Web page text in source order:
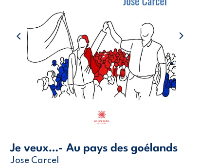
Je veux…- Au pays des goélands
Jose Carcel